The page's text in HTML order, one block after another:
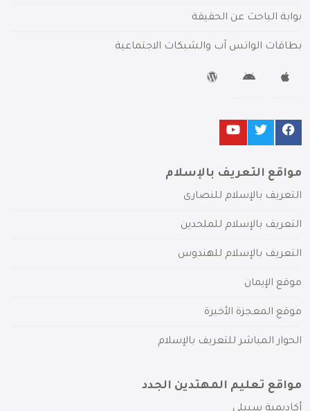
بوابة الباحث عن الحقيقة
بطاقات الواتس آب والشبكات الاجتماعية
مواقع التعريف بالإسلام
التعريف بالإسلام للنصارى
التعريف بالإسلام للملحدين
التعريف بالإسلام للهندوس
موقع الإيمان
موقع المعجزة الأخيرة
الحوار المباشر للتعريف بالإسلام
مواقع تعليم المهتدين الجدد